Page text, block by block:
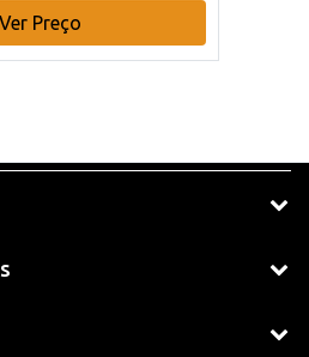
Ver Preço